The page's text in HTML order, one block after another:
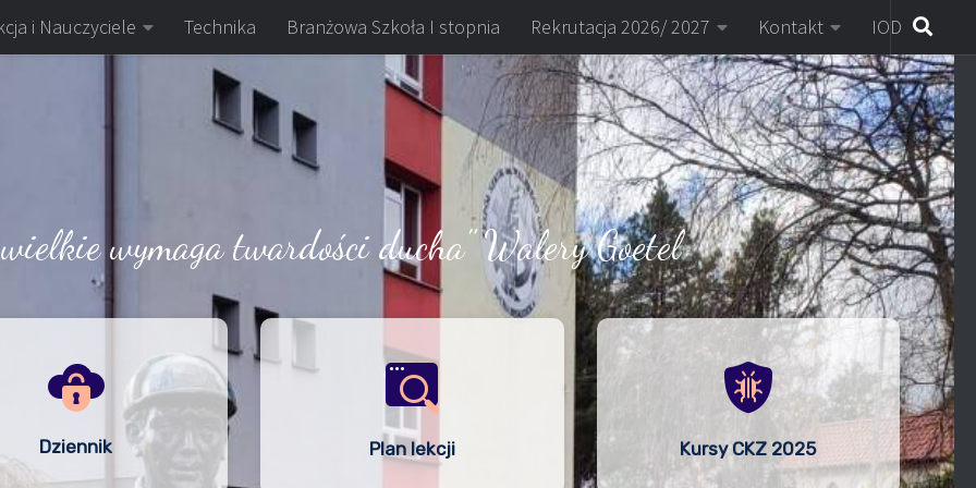
i Nauczyciele Technika Branżowa Szkoła I stopnia Rekrutacja 2026/ 2027 Kontakt IOD
wymaga twardości ducha" Walery Goetel
Dziennik Plan lekcji Kursy CKZ 2025